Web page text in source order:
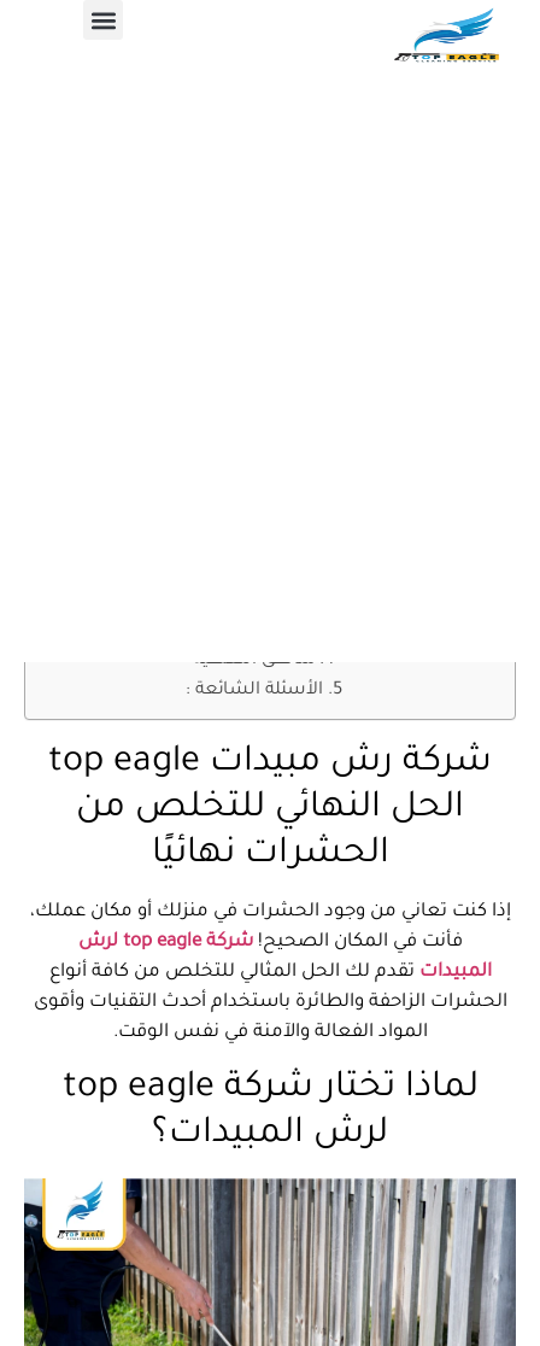
مناطق التغطية
الأسئلة الشائعة :
شركة رش مبيدات top eagle
الحل النهائي للتخلص من
الحشرات نهائيًا
إذا كنت تعاني من وجود الحشرات في منزلك أو مكان عملك،
فأنت في المكان الصحيح!
شركة top eagle لرش
المبيدات تقدم لك الحل المثالي للتخلص من كافة أنواع
الحشرات الزاحفة والطائرة باستخدام أحدث التقنيات وأقوى
المواد الفعالة والآمنة في نفس الوقت.
لماذا تختار شركة top eagle
لرش المبيدات؟